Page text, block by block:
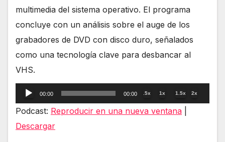
multimedia del sistema operativo. El programa
concluye con un análisis sobre el auge de los
grabadores de DVD con disco duro, señalados
como una tecnología clave para desbancar al
VHS.
Reproductor
de
audio
00:00 00:00 .5x 1x 1.5x 2x
Podcast: Reproducir en una nueva ventana
Descargar